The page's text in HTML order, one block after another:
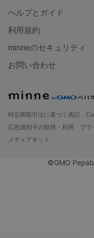
ヘルプとガイド
利用規約
minneのセキュリティ
お問い合わせ
特定商取引法に基づく表記
広告識別子の取得・利用
プラ
メディアキット
©GMO